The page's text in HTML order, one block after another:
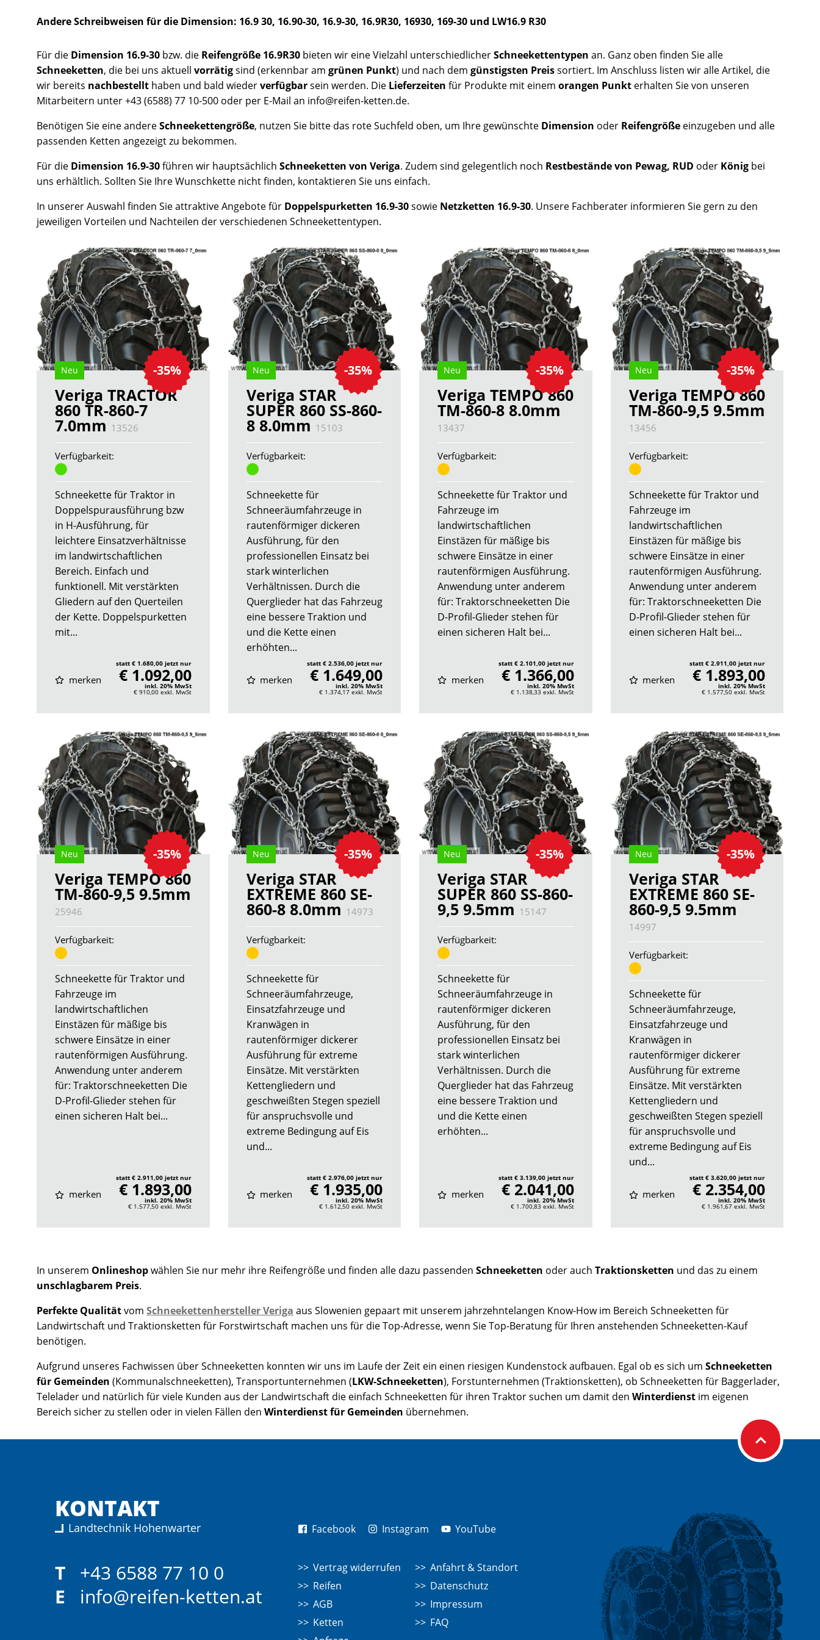
Andere Schreibweisen für die Dimension: 16.9 30, 16.90-30, 16.9-30, 16.9R30, 16930, 169-30 und LW16.9 R30
Für die Dimension 16.9-30 bzw. die Reifengröße 16.9R30 bieten wir eine Vielzahl unterschiedlicherSchneekettentypen an. Ganz oben finden Sie alle
Schneeketten, die bei uns aktuell vorrätigsind (erkennbar am grünen Punkt) und nach dem günstigsten Preissortiert. Im Anschluss listen wir alle Artikel, die
wir bereits nachbestellt haben und bald wiederverfügbarsein werden. Die Lieferzeiten für Produkte mit einem orangen Punkt erhalten Sie von unseren
Mitarbeitern unter +43 (6588) 77 10-500 oder per E-Mail an info@reifen-ketten.de.
Benötigen Sie eine andereSchneekettengröße, nutzen Sie bitte das rote Suchfeld oben, um Ihre gewünschte Dimension oder Reifengröße einzugeben und alle
passenden Ketten angezeigt zu bekommen.
Für die Dimension 16.9-30führen wir hauptsächlich Schneeketten von Veriga. Zudem sind gelegentlich noch Restbestände von Pewag, RUD oder König bei
uns erhältlich. Sollten Sie Ihre Wunschkette nicht finden, kontaktieren Sie uns einfach.
In unserer Auswahl finden Sie attraktive Angebote für Doppelspurketten 16.9-30sowie Netzketten 16.9-30. Unsere Fachberater informieren Sie gern zu den
jeweiligen Vorteilen und Nachteilen der verschiedenen Schneekettentypen.
-35%
Neu
Veriga TRACTOR
860 TR-860-7
7.0mm 13526
Verfügbarkeit:
Schneekette für Traktor in
Doppelspurausführung bzw
in H-Ausführung, für
leichtere Einsatzverhältnisse
im landwirtschaftlichen
Bereich. Einfach und
funktionell. Mit verstärkten
Gliedern auf den Querteilen
der Kette. Doppelspurketten
mit...
merken
statt € 1.680,00 jetzt nur
€ 1.092,00
inkl. 20% MwSt
€ 910,00 exkl. MwSt
-35%
Neu
Veriga STAR
SUPER 860 SS-860-
8 8.0mm 15103
Verfügbarkeit:
Schneekette für
Schneeräumfahrzeuge in
rautenförmiger dickeren
Ausführung, für den
professionellen Einsatz bei
stark winterlichen
Verhältnissen. Durch die
Querglieder hat das Fahrzeug
eine bessere Traktion und
und die Kette einen
erhöhten...
merken
statt € 2.536,00 jetzt nur
€ 1.649,00
inkl. 20% MwSt
€ 1.374,17 exkl. MwSt
-35%
Neu
Veriga TEMPO 860
TM-860-8 8.0mm
13437
Verfügbarkeit:
Schneekette für Traktor und
Fahrzeuge im
landwirtschaftlichen
Einstäzen für mäßige bis
schwere Einsätze in einer
rautenförmigen Ausführung.
Anwendung unter anderem
für: Traktorschneeketten Die
D-Profil-Glieder stehen für
einen sicheren Halt bei...
merken
statt € 2.101,00 jetzt nur
€ 1.366,00
inkl. 20% MwSt
€ 1.138,33 exkl. MwSt
-35%
Neu
Veriga TEMPO 860
TM-860-9,5 9.5mm
13456
Verfügbarkeit:
Schneekette für Traktor und
Fahrzeuge im
landwirtschaftlichen
Einstäzen für mäßige bis
schwere Einsätze in einer
rautenförmigen Ausführung.
Anwendung unter anderem
für: Traktorschneeketten Die
D-Profil-Glieder stehen für
einen sicheren Halt bei...
merken
statt € 2.911,00 jetzt nur
€ 1.893,00
inkl. 20% MwSt
€ 1.577,50 exkl. MwSt
-35%
Neu
Veriga TEMPO 860
TM-860-9,5 9.5mm
25946
Verfügbarkeit:
Schneekette für Traktor und
Fahrzeuge im
landwirtschaftlichen
Einstäzen für mäßige bis
schwere Einsätze in einer
rautenförmigen Ausführung.
Anwendung unter anderem
für: Traktorschneeketten Die
D-Profil-Glieder stehen für
einen sicheren Halt bei...
merken
statt € 2.911,00 jetzt nur
€ 1.893,00
inkl. 20% MwSt
€ 1.577,50 exkl. MwSt
-35%
Neu
Veriga STAR
EXTREME 860 SE-
860-8 8.0mm 14973
Verfügbarkeit:
Schneekette für
Schneeräumfahrzeuge,
Einsatzfahrzeuge und
Kranwägen in
rautenförmiger dickerer
Ausführung für extreme
Einsätze. Mit verstärkten
Kettengliedern und
geschweißten Stegen speziell
für anspruchsvolle und
extreme Bedingung auf Eis
und...
merken
statt € 2.976,00 jetzt nur
€ 1.935,00
inkl. 20% MwSt
€ 1.612,50 exkl. MwSt
-35%
Neu
Veriga STAR
SUPER 860 SS-860-
9,5 9.5mm 15147
Verfügbarkeit:
Schneekette für
Schneeräumfahrzeuge in
rautenförmiger dickeren
Ausführung, für den
professionellen Einsatz bei
stark winterlichen
Verhältnissen. Durch die
Querglieder hat das Fahrzeug
eine bessere Traktion und
und die Kette einen
erhöhten...
merken
statt € 3.139,00 jetzt nur
€ 2.041,00
inkl. 20% MwSt
€ 1.700,83 exkl. MwSt
-35%
Neu
Veriga STAR
EXTREME 860 SE-
860-9,5 9.5mm
14997
Verfügbarkeit:
Schneekette für
Schneeräumfahrzeuge,
Einsatzfahrzeuge und
Kranwägen in
rautenförmiger dickerer
Ausführung für extreme
Einsätze. Mit verstärkten
Kettengliedern und
geschweißten Stegen speziell
für anspruchsvolle und
extreme Bedingung auf Eis
und...
merken
statt € 3.620,00 jetzt nur
€ 2.354,00
inkl. 20% MwSt
€ 1.961,67 exkl. MwSt
In unserem Onlineshopwählen Sie nur mehr ihre Reifengröße und finden alle dazu passenden Schneeketten oder auch Traktionsketten und das zu einem
unschlagbarem Preis.
Perfekte Qualitätvom Schneekettenhersteller Veriga aus Slowenien gepaart mit unserem jahrzehntelangen Know-How im Bereich Schneeketten für
Landwirtschaft und Traktionsketten für Forstwirtschaft machen uns für die Top-Adresse, wenn Sie Top-Beratung für Ihren anstehenden Schneeketten-Kauf
benötigen.
Aufgrund unseres Fachwissen über Schneeketten konnten wir uns im Laufe der Zeit ein einen riesigen Kundenstock aufbauen. Egal ob es sich um Schneeketten
für Gemeinden (Kommunalschneeketten), Transportunternehmen (LKW-Schneeketten), Forstunternehmen (Traktionsketten), ob Schneeketten für Baggerlader,
Telelader und natürlich für viele Kunden aus der Landwirtschaft die einfach Schneeketten für ihren Traktor suchen um damit den Winterdienst im eigenen
Bereich sicher zu stellen oder in vielen Fällen den Winterdienst für Gemeinden übernehmen.
KONTAKT
Landtechnik Hohenwarter
T
+43 6588 77 10 0
E
info@reifen-ketten.at
Facebook Instagram YouTube
Vertrag widerrufen
Reifen
AGB
Ketten
Anfahrt & Standort
Datenschutz
Impressum
FAQ